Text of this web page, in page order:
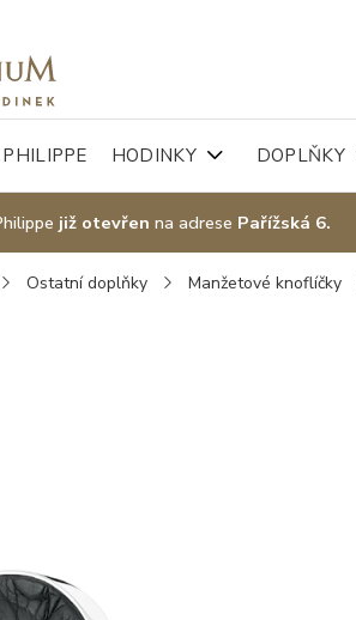
HODINKY DOPLŇKY
již otevřen na adrese Pařížská 6.
Ostatní doplňky Manžetové knoflíčky